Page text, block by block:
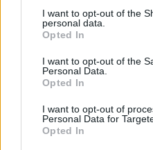
not limited to your visit or
grant or deny consent to
use your data for below
consent section.
I want to opt-out of the
personal data.
Opted In
I want to opt-out of the
Personal Data.
Opted In
I want to opt-out of
Personal Data for
Opted In